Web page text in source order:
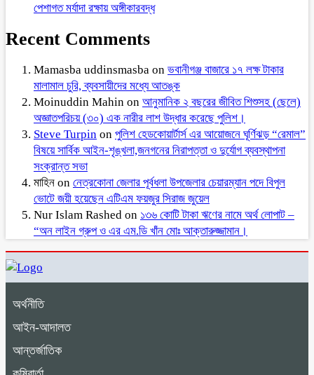
পেশাগত মর্যাদা রক্ষায় অঙ্গীকারবদ্ধ
Recent Comments
Mamasba uddinsmasba on ভবানীগঞ্জ বাজারে ১৭ লক্ষ টাকার
মালামাল চুরি, ব্যবসায়ীদের মধ্যে আতঙ্ক
Moinuddin Mahin on আনুমানিক ২ বছরের জীবিত শিশুসহ (ছেলে)
অজ্ঞাতপরিচয় (৩০) এক নারীর লাশ উদ্ধার করেছে পুলিশ।
Steve Turpin on পুলিশ হেডকোয়ার্টার্স এর আয়োজনে ঘূর্ণিঝড় “রেমাল”
বিষয়ে সার্বিক আইন-শৃঙ্খলা,জনগনের নিরাপত্তা ও দুর্যোগ ব্যবস্থাপনা
সংক্রান্ত সভা
মাহিন on নেত্রকোনা জেলার পূর্বধলা উপজেলার চেয়ারম্যান পদে বিপুল
ভোটে জয়ী হয়েছেন এটিএম ফয়জুর সিরাজ জুয়েল
Nur Islam Rashed on ১৩৬ কোটি টাকা ঋণের নামে অর্থ লোপাট –
“অন লাইন গ্রুপ ও এর এম.ডি খাঁন মোঃ আক্তারুজ্জামান।
অর্থনীতি
আইন-আদালত
আন্তর্জাতিক